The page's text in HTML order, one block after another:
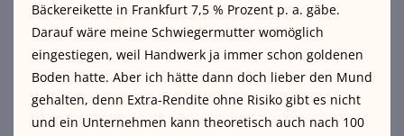
Bäckereikette in Frankfurt 7,5 % Prozent p. a. gäbe.
Darauf wäre meine Schwiegermutter womöglich
eingestiegen, weil Handwerk ja immer schon goldenen
Boden hatte. Aber ich hätte dann doch lieber den Mund
gehalten, denn Extra-Rendite ohne Risiko gibt es nicht
und ein Unternehmen kann theoretisch auch nach 100